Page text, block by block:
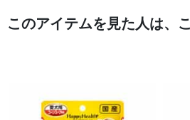
このアイテムを見た人は、